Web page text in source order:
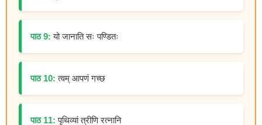
पाठ 9: यो जानाति सः पण्डितः
पाठ 10: त्वम् आपणं गच्छ
पाठ 11: पृथिव्यां त्रीणि रत्नानि